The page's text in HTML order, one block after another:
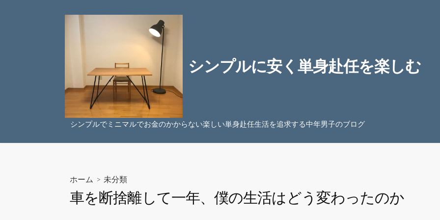
シンプルに安く単身赴任を楽しむ
シンプルでミニマルでお金のかからない楽しい単身赴任生活を追求する中年男子のブログ
ホーム > 未分類
車を断捨離して一年、僕の生活はどう変わったのか